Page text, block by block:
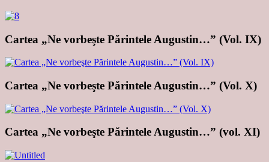
Cartea „Ne vorbeşte Părintele Augustin…” (Vol. IX)
Cartea „Ne vorbeşte Părintele Augustin…” (Vol. X)
Cartea „Ne vorbeşte Părintele Augustin…” (vol. XI)